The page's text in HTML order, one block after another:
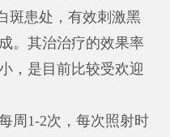
斑患处，有效刺激黑
。其治治疗的效果率
，是目前比较受欢迎
周1-2次，每次照射时